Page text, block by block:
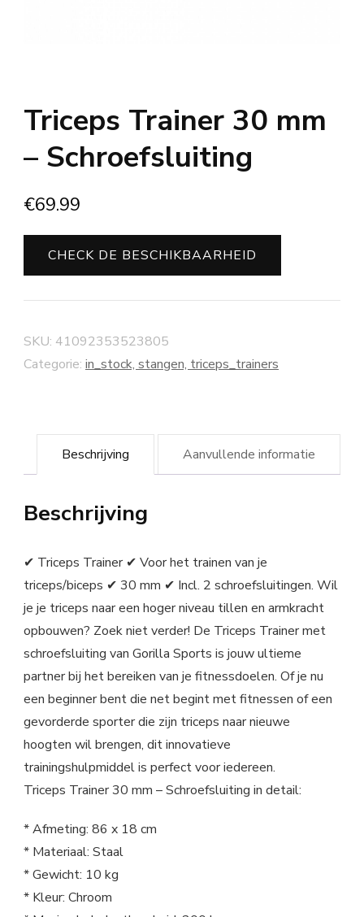
Triceps Trainer 30 mm
– Schroefsluiting
€69.99
CHECK DE BESCHIKBAARHEID
SKU: 41092353523805
Categorie: in_stock, stangen, triceps_trainers
Beschrijving Aanvullende informatie
Beschrijving
✔ Triceps Trainer ✔ Voor het trainen van je
triceps/biceps ✔ 30 mm ✔ Incl. 2 schroefsluitingen. Wil
je je triceps naar een hoger niveau tillen en armkracht
opbouwen? Zoek niet verder! De Triceps Trainer met
schroefsluiting van Gorilla Sports is jouw ultieme
partner bij het bereiken van je fitnessdoelen. Of je nu
een beginner bent die net begint met fitnessen of een
gevorderde sporter die zijn triceps naar nieuwe
hoogten wil brengen, dit innovatieve
trainingshulpmiddel is perfect voor iedereen.
Triceps Trainer 30 mm – Schroefsluiting in detail:
* Afmeting: 86 x 18 cm
* Materiaal: Staal
* Gewicht: 10 kg
* Kleur: Chroom